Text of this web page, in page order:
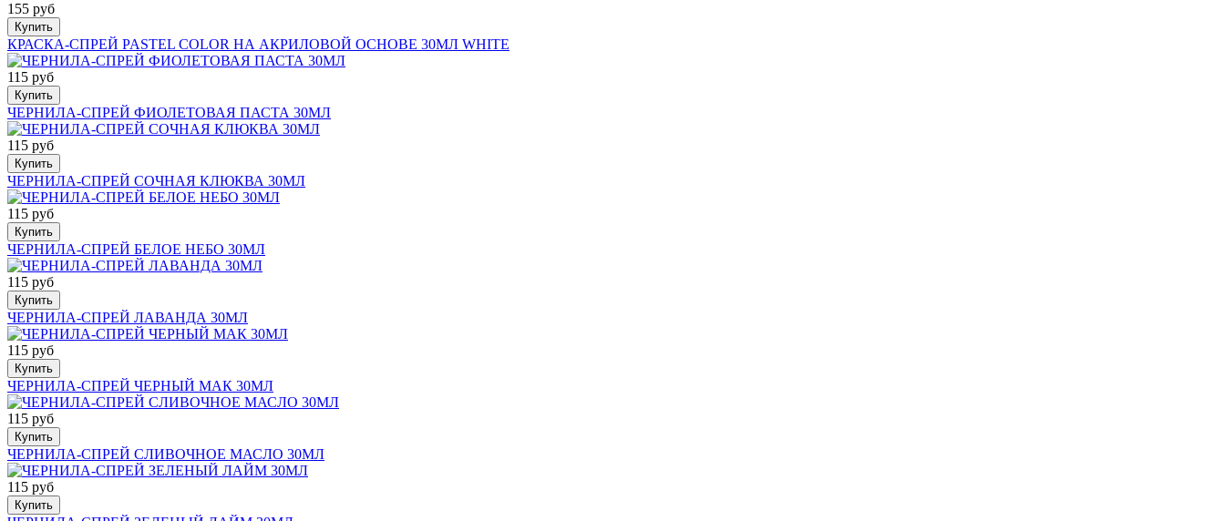
155 руб
Купить
КРАСКА-СПРЕЙ PASTEL COLOR НА АКРИЛОВОЙ ОСНОВЕ 30МЛ WHITE
115 руб
Купить
ЧЕРНИЛА-СПРЕЙ ФИОЛЕТОВАЯ ПАСТА 30МЛ
115 руб
Купить
ЧЕРНИЛА-СПРЕЙ СОЧНАЯ КЛЮКВА 30МЛ
115 руб
Купить
ЧЕРНИЛА-СПРЕЙ БЕЛОЕ НЕБО 30МЛ
115 руб
Купить
ЧЕРНИЛА-СПРЕЙ ЛАВАНДА 30МЛ
115 руб
Купить
ЧЕРНИЛА-СПРЕЙ ЧЕРНЫЙ МАК 30МЛ
115 руб
Купить
ЧЕРНИЛА-СПРЕЙ СЛИВОЧНОЕ МАСЛО 30МЛ
115 руб
Купить